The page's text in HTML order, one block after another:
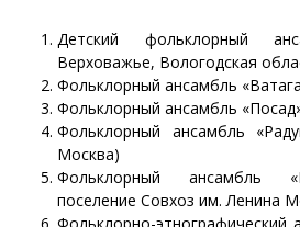
Детский фольклорный
Верховажье, Вологодская
Фольклорный ансамбль
Фольклорный ансамбль
Фольклорный ансамбль
Москва)
Фольклорный ансамбль
поселение Совхоз им. Ленина